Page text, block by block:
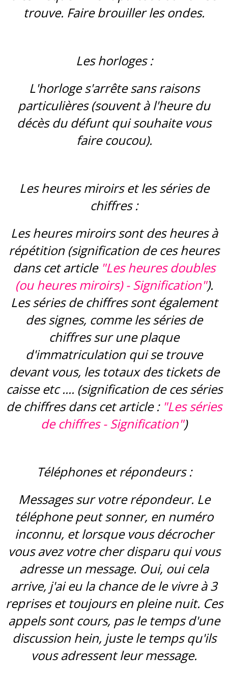
trouve. Faire brouiller les ondes.
Les horloges :
L'horloge s'arrête sans raisons
particulières (souvent à l'heure du
décès du défunt qui souhaite vous
faire coucou).
Les heures miroirs et les séries de
chiffres :
Les heures miroirs sont des heures à
répétition (signification de ces heures
dans cet article "Les heures doubles
(ou heures miroirs) - Signification").
Les séries de chiffres sont également
des signes, comme les séries de
chiffres sur une plaque
d'immatriculation qui se trouve
devant vous, les totaux des tickets de
caisse etc .... (signification de ces séries
de chiffres dans cet article : "Les séries
de chiffres - Signification")
Téléphones et répondeurs :
Messages sur votre répondeur. Le
téléphone peut sonner, en numéro
inconnu, et lorsque vous décrocher
vous avez votre cher disparu qui vous
adresse un message. Oui, oui cela
arrive, j'ai eu la chance de le vivre à 3
reprises et toujours en pleine nuit. Ces
appels sont cours, pas le temps d'une
discussion hein, juste le temps qu'ils
vous adressent leur message.